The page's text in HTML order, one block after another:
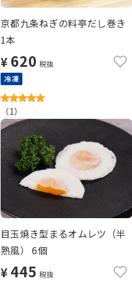
京都九条ねぎの料亭だし巻き
1本
¥ 620 税抜
冷凍
（1）
目玉焼き型まるオムレツ（半
熟風） 6個
¥445 税抜